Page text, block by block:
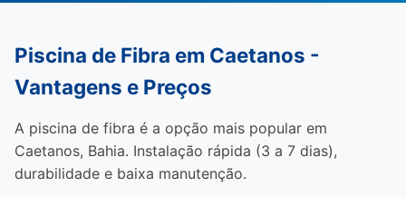
Piscina de Fibra em Caetanos -
Vantagens e Preços
A piscina de fibra é a opção mais popular em
Caetanos, Bahia. Instalação rápida (3 a 7 dias),
durabilidade e baixa manutenção.